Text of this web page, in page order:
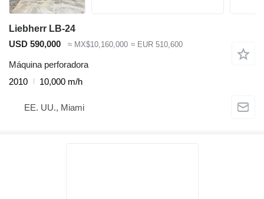
Liebherr LB-24
USD 590,000
≈ MX$10,160,000 ≈ EUR 510,600
Máquina perforadora
2010
10,000 m/h
EE. UU., Miami